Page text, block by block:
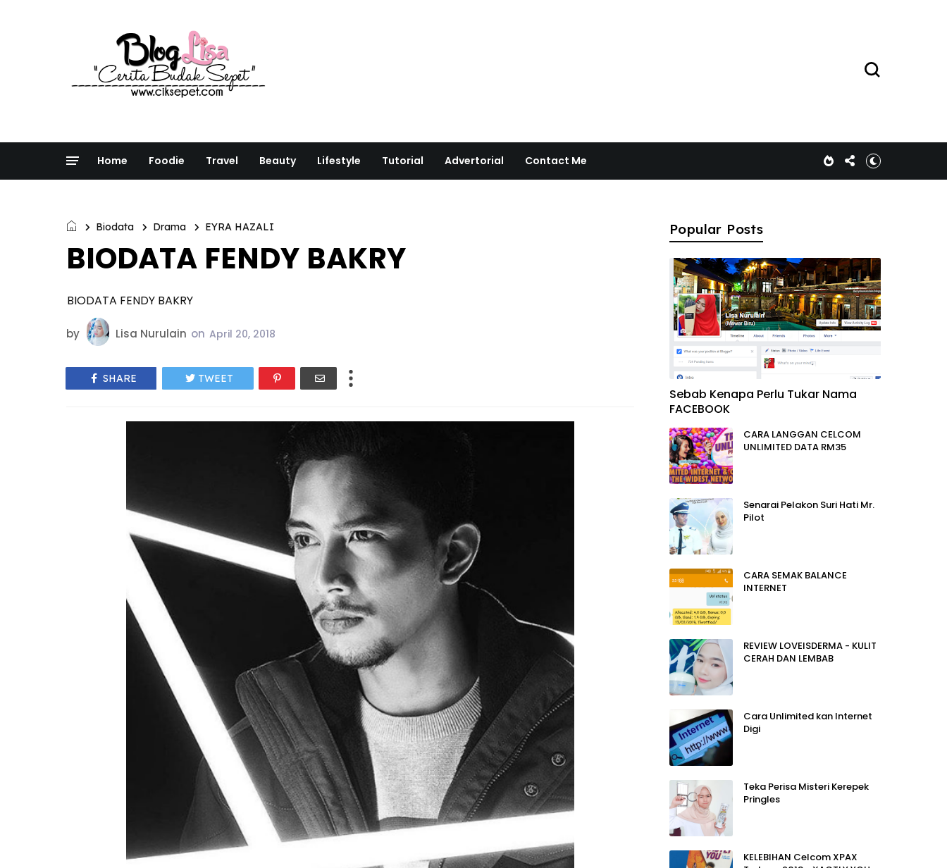
Home Foodie Travel Beauty Lifestyle Tutorial Advertorial Contact Me
Biodata Drama EYRA HAZALI
BIODATA FENDY BAKRY
BIODATA FENDY BAKRY
by Lisa Nurulain on April 20, 2018
SHARE TWEET
Popular Posts
Sebab Kenapa Perlu Tukar Nama
FACEBOOK
CARA LANGGAN CELCOM
UNLIMITED DATA RM35
Senarai Pelakon Suri Hati Mr.
Pilot
CARA SEMAK BALANCE
INTERNET
REVIEW LOVEISDERMA - KULIT
CERAH DAN LEMBAB
Cara Unlimited kan Internet
Digi
Teka Perisa Misteri Kerepek
Pringles
KELEBIHAN Celcom XPAX